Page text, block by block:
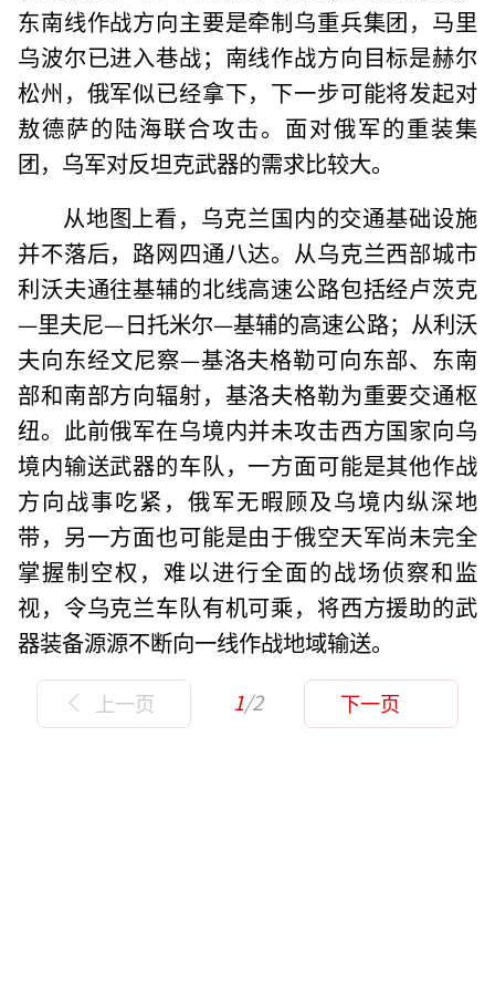
东南线作战方向主要是牵制乌重兵集团，马里
乌波尔已进入巷战；南线作战方向目标是赫尔
松州，俄军似已经拿下，下一步可能将发起对
敖德萨的陆海联合攻击。面对俄军的重装集
团，乌军对反坦克武器的需求比较大。
从地图上看，乌克兰国内的交通基础设施
并不落后，路网四通八达。从乌克兰西部城市
利沃夫通往基辅的北线高速公路包括经卢茨克
—里夫尼—日托米尔—基辅的高速公路；从利沃
夫向东经文尼察—基洛夫格勒可向东部、东南
部和南部方向辐射，基洛夫格勒为重要交通枢
纽。此前俄军在乌境内并未攻击西方国家向乌
境内输送武器的车队，一方面可能是其他作战
方向战事吃紧，俄军无暇顾及乌境内纵深地
带，另一方面也可能是由于俄空天军尚未完全
掌握制空权，难以进行全面的战场侦察和监
视，令乌克兰车队有机可乘，将西方援助的武
器装备源源不断向一线作战地域输送。
上一页 1/2 下一页